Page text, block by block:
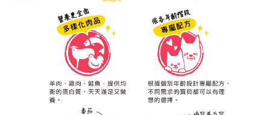
３．未成年的使用者請事先徵得法定代理人或監護人之同意方可使用
「AFTEE先享後付」，若未經同意申辦者引起之損失，本公司不負相關責
４．使用「AFTEE先享後付」時，將依據個別帳號之用戶狀況，依本公司即
時審查核予不同之上限額度；若仍有額度不足之情形，本公司將視審查結果
請求用戶進行身份認證。
５．嚴禁一人註冊多個帳號或使用他人資訊註冊。若發現惡意使用之情形，
恩沛科技股份有限公司將有權停止該用戶之使用額度並採取法律行動。
每筆NT$95，滿NT$1,000(含以上)免運費